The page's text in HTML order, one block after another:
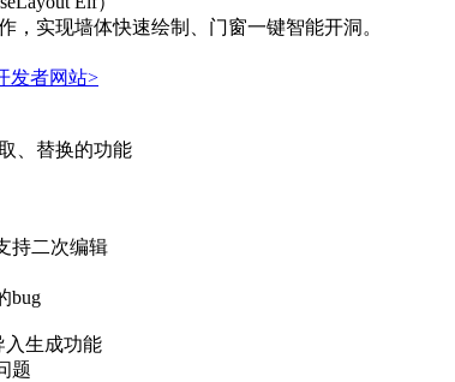
，实现墙体快速绘制、门窗一键智能开洞。
发者网站>
、替换的功能
持二次编辑
bug
入生成功能
题